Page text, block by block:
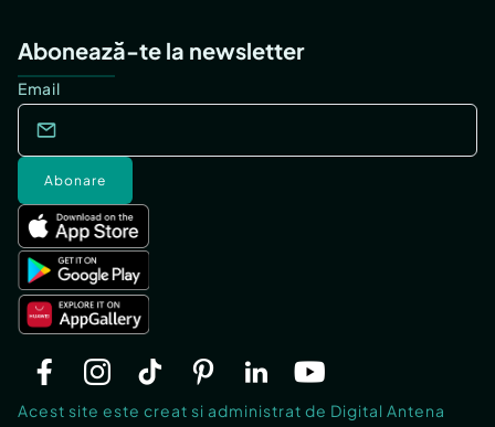
Abonează-te la newsletter
Email
Abonare
Acest site este creat si administrat de Digital Antena